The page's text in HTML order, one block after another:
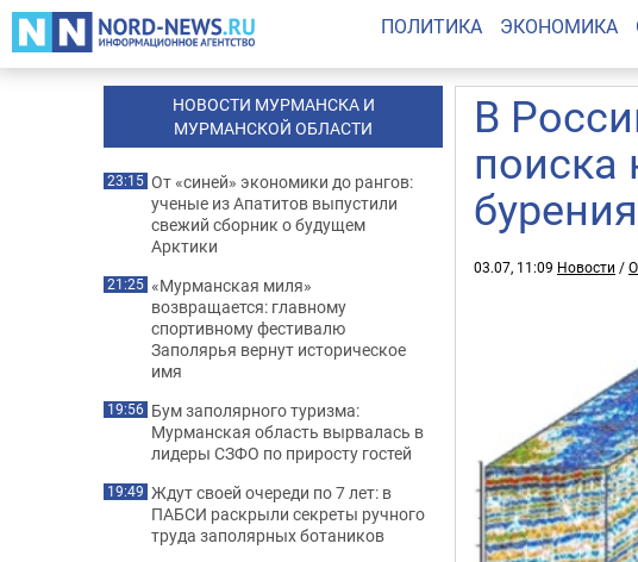
ПОЛИТИКА ЭКОНОМИКА
В
поиска
бурения
03.07, 11:09 Новости /
НОВОСТИ МУРМАНСКА И
МУРМАНСКОЙ ОБЛАСТИ
23:15 От «синей» экономики до рангов:
ученые из Апатитов выпустили
свежий сборник о будущем
Арктики
21:25 «Мурманская миля»
возвращается: главному
спортивному фестивалю
Заполярья вернут историческое
имя
19:56 Бум заполярного туризма:
Мурманская область вырвалась в
лидеры СЗФО по приросту гостей
19:49 Ждут своей очереди по 7 лет: в
ПАБСИ раскрыли секреты ручного
труда заполярных ботаников